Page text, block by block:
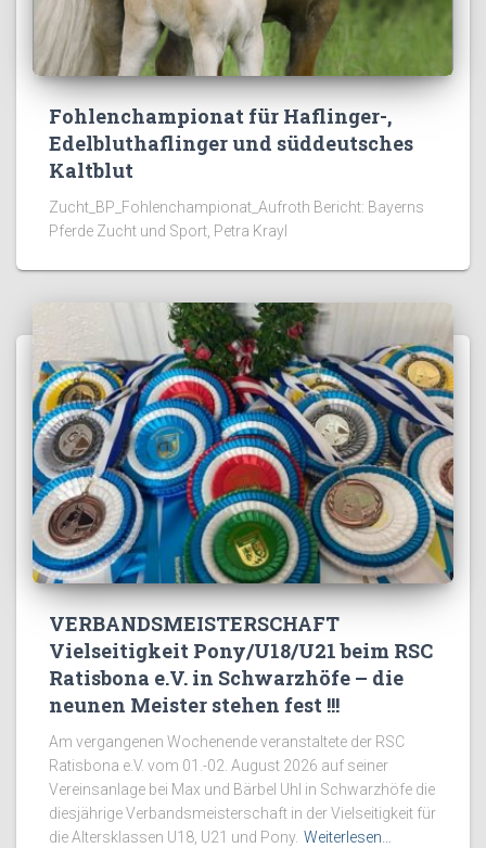
Fohlenchampionat für Haflinger-,
Edelbluthaflinger und süddeutsches
Kaltblut
Zucht_BP_Fohlenchampionat_Aufroth Bericht: Bayerns
Pferde Zucht und Sport, Petra Krayl
VERBANDSMEISTERSCHAFT
Vielseitigkeit Pony/U18/U21 beim RSC
Ratisbona e.V. in Schwarzhöfe – die
neunen Meister stehen fest !!!
Am vergangenen Wochenende veranstaltete der RSC
Ratisbona e.V. vom 01.-02. August 2026 auf seiner
Vereinsanlage bei Max und Bärbel Uhl in Schwarzhöfe die
diesjährige Verbandsmeisterschaft in der Vielseitigkeit für
die Altersklassen U18, U21 und Pony. Weiterlesen…